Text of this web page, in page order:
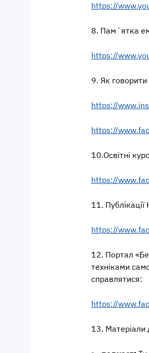
https://
8. Памʼятка
https://
9. Як
https://
https://
10.Освітні
https://
11.
https://
12. Портал
техніками
справлятися:
https://
13. Матеріали